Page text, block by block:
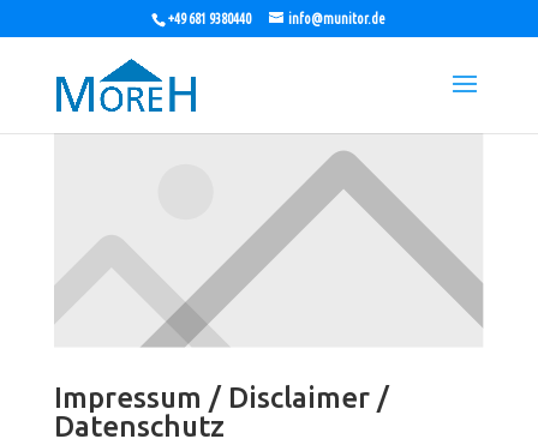
+49 681 9380440 info@munitor.de
Impressum / Disclaimer /
Datenschutz